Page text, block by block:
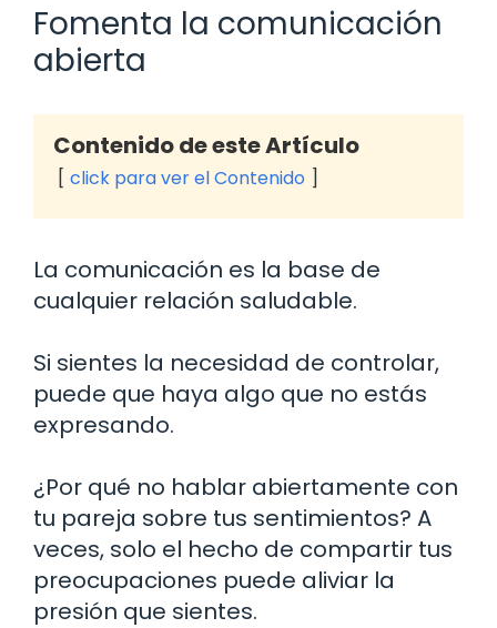
Fomenta la comunicación
abierta
Contenido de este Artículo
click para ver el Contenido
La comunicación es la base de
cualquier relación saludable.
Si sientes la necesidad de controlar,
puede que haya algo que no estás
expresando.
¿Por qué no hablar abiertamente con
tu pareja sobre tus sentimientos? A
veces, solo el hecho de compartir tus
preocupaciones puede aliviar la
presión que sientes.